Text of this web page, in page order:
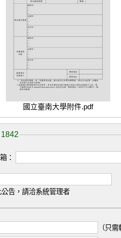
國立臺南大學附件.pdf
：
告，請洽系統管理者
（只